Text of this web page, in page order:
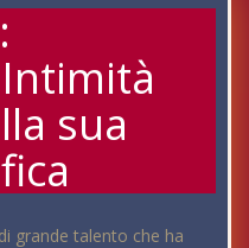
sua
di grande talento che ha